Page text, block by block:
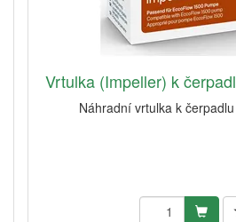
Vrtulka (Impeller) k
Náhradní vrtulka k